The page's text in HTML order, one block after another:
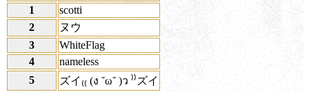
1
scotti
2
ヌウ
3
WhiteFlag
4
nameless
5
ズイ₍₍ (ง ˘ω˘ )ว ⁾⁾ズイ